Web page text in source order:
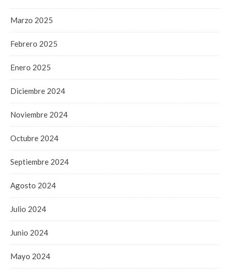
Marzo 2025
Febrero 2025
Enero 2025
Diciembre 2024
Noviembre 2024
Octubre 2024
Septiembre 2024
Agosto 2024
Julio 2024
Junio 2024
Mayo 2024